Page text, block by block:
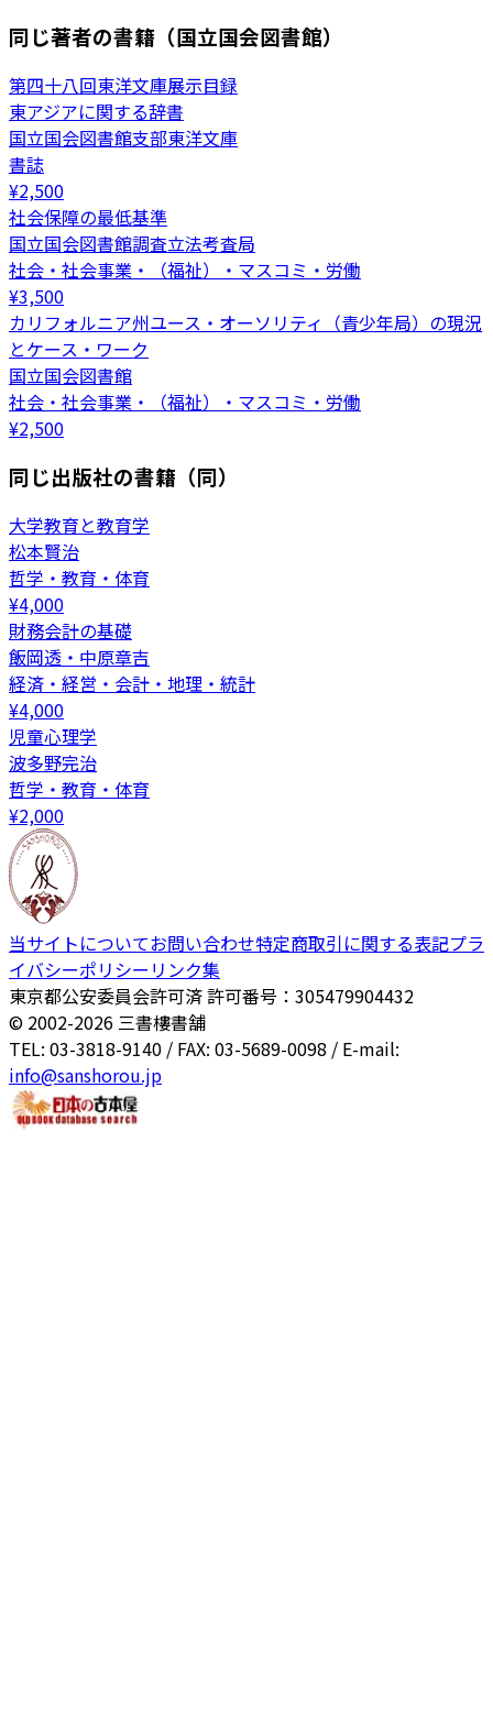
同じ著者の書籍（国立国会図書館）
第四十八回東洋文庫展示目録
東アジアに関する辞書
国立国会図書館支部東洋文庫
書誌
¥2,500
社会保障の最低基準
国立国会図書館調査立法考査局
社会・社会事業・（福祉）・マスコミ・労働
¥3,500
カリフォルニア州ユース・オーソリティ（青少年局）の現況
とケース・ワーク
国立国会図書館
社会・社会事業・（福祉）・マスコミ・労働
¥2,500
同じ出版社の書籍（同）
大学教育と教育学
松本賢治
哲学・教育・体育
¥4,000
財務会計の基礎
飯岡透・中原章吉
経済・経営・会計・地理・統計
¥4,000
児童心理学
波多野完治
哲学・教育・体育
¥2,000
当サイトについてお問い合わせ特定商取引に関する表記プラ
イバシーポリシー リンク集
東京都公安委員会許可済 許可番号：305479904432
© 2002-2026 三書樓書舗
TEL: 03-3818-9140 / FAX: 03-5689-0098 / E-mail:
info@sanshorou.jp